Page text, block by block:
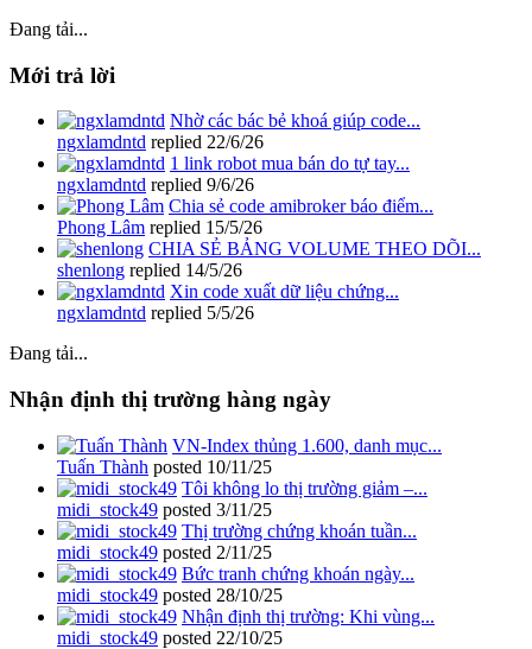
Đang tải...
Mới trả lời
Nhờ các bác bẻ khoá giúp code...
ngxlamdntd replied 22/6/26
1 link robot mua bán do tự tay...
ngxlamdntd replied 9/6/26
Chia sẻ code amibroker báo điểm...
Phong Lâm replied 15/5/26
CHIA SẺ BẢNG VOLUME THEO DÕI...
shenlong replied 14/5/26
Xin code xuất dữ liệu chứng...
ngxlamdntd replied 5/5/26
Đang tải...
Nhận định thị trường hàng ngày
VN-Index thủng 1.600, danh mục...
Tuấn Thành posted 10/11/25
Tôi không lo thị trường giảm –...
midi_stock49 posted 3/11/25
Thị trường chứng khoán tuần...
midi_stock49 posted 2/11/25
Bức tranh chứng khoán ngày...
midi_stock49 posted 28/10/25
Nhận định thị trường: Khi vùng...
midi_stock49 posted 22/10/25